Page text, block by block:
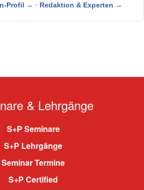
Profil → · Redaktion & Experten →
& Lehrgänge
S+P Seminare
S+P Lehrgänge
Seminar Termine
S+P Certified